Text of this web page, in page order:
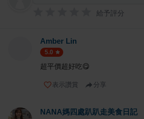
給予評分
Amber Lin
5.0
超平價超好吃😋
表示讚賞 分享
NANA媽四處趴趴走美食日記